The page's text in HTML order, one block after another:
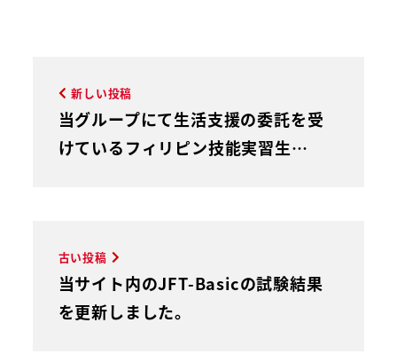
古い投稿
当サイト内のJFT-Basicの試験結果
を更新しました。
新しい投稿
当グループにて生活支援の委託を受
けているフィリピン技能実習生…